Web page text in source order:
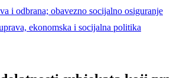
i odbrana; obavezno socijalno osiguranje
ekonomska i socijalna politika